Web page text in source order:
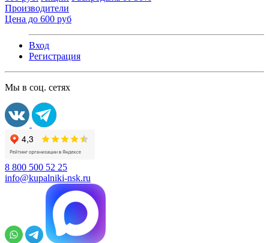
Производители
Цена до 600 руб
Вход
Регистрация
Мы в соц. сетях
8 800 500 52 25
info@kupalniki-nsk.ru